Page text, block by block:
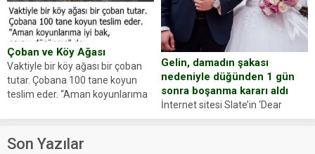
Oyuncumuz ve çok değerli
dostumuz...
oluşan Demir, kâbus dolu anları
anlattı… Merkeze bağlı...
Çoban ve Köy Ağası
Vaktiyle bir köy ağası bir çoban
tutar. Çobana 100 tane koyun
teslim eder. “Aman koyunlarıma
Çoban koyunları alır gider. Aylar...
Gelin, damadın şakası
nedeniyle düğünden 1 gün
sonra boşanma kararı aldı
İnternet sitesi Slate’in ‘Dear
Prudence’ isimli tavsiye köşesine
Son Yazılar